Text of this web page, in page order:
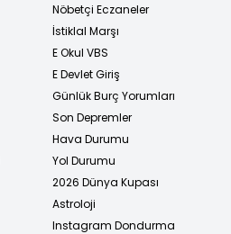
Nöbetçi Eczaneler
İstiklal Marşı
E Okul VBS
E Devlet Giriş
Günlük Burç Yorumları
Son Depremler
Hava Durumu
Yol Durumu
2026 Dünya Kupası
Astroloji
Instagram Dondurma